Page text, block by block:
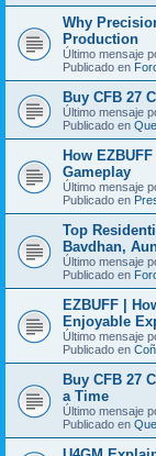
Why
Production
Último mensaje
Publicado en
Buy CFB 27
Último mensaje
Publicado en
How
Gameplay
Último mensaje
Publicado en
Top
Bavdhan,
Último mensaje
Publicado en
EZBUFF |
Enjoyable
Último mensaje
Publicado en
Buy CFB 27
a Time
Último mensaje
Publicado en